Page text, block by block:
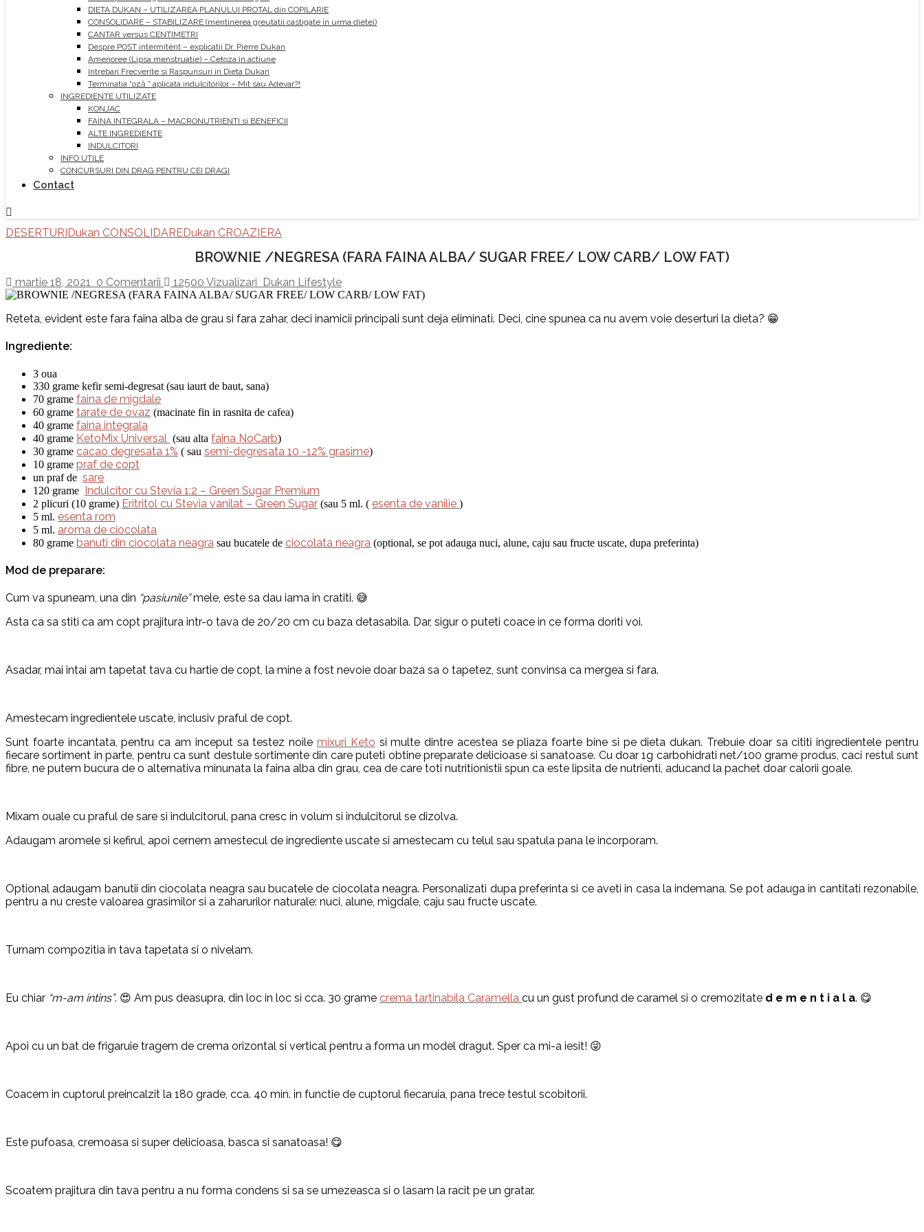
DIETA DUKAN – UTILIZAREA PLANULUI PROTAL din COPILARIE
CONSOLIDARE – STABILIZARE (mentinerea greutatii castigate in urma dietei)
CANTAR versus CENTIMETRI
Despre POST intermitent – explicatii Dr. Pierre Dukan
Amenoree (Lipsa menstruatie) – Cetoza in actiune
Intrebari Frecvente si Raspunsuri in Dieta Dukan
Terminatia “oză ” aplicata indulcitorilor – Mit sau Adevar?!
INGREDIENTE UTILIZATE
KONJAC
FAINA INTEGRALA – MACRONUTRIENTI si BENEFICII
ALTE INGREDIENTE
INDULCITORI
INFO UTILE
CONCURSURI DIN DRAG PENTRU CEI DRAGI
Contact
DESERTURIDukan CONSOLIDAREDukan CROAZIERA
BROWNIE /NEGRESA (FARA FAINA ALBA/ SUGAR FREE/ LOW CARB/ LOW FAT)
martie 18, 2021 0 Comentarii 12500 Vizualizari Dukan Lifestyle
Reteta, evident este fara faina alba de grau si fara zahar, deci inamicii principali sunt deja eliminati. Deci, cine spunea ca nu avem voie deserturi la dieta? 😁
Ingrediente:
3 oua
330 grame kefir semi-degresat (sau iaurt de baut, sana)
70 grame faina de migdale
60 grame tarate de ovaz (macinate fin in rasnita de cafea)
40 grame faina integrala
40 grame KetoMix Universal (sau alta faina NoCarb)
30 grame cacao degresata 1% ( sau semi-degresata 10 -12% grasime)
10 grame praf de copt
un praf de sare
120 grame Indulcitor cu Stevia 1:2 – Green Sugar Premium
2 plicuri (10 grame) Eritritol cu Stevia vanilat – Green Sugar (sau 5 ml. ( esenta de vanilie )
5 ml. esenta rom
5 ml. aroma de ciocolata
80 grame banuti din ciocolata neagra sau bucatele de ciocolata neagra (optional, se pot adauga nuci, alune, caju sau fructe uscate, dupa preferinta)
Mod de preparare:
Cum va spuneam, una din “pasiunile”mele, este sa dau iama in cratiti. 😅
Asta ca sa stiti ca am copt prajitura intr-o tava de 20/20 cm cu baza detasabila. Dar, sigur o puteti coace in ce forma doriti voi.
Asadar, mai intai am tapetat tava cu hartie de copt, la mine a fost nevoie doar baza sa o tapetez, sunt convinsa ca mergea si fara.
Amestecam ingredientele uscate, inclusiv praful de copt.
Sunt foarte incantata, pentru ca am inceput sa testez noile mixuri Keto si multe dintre acestea se pliaza foarte bine si pe dieta dukan. Trebuie doar sa cititi ingredientele pentru
fiecare sortiment in parte, pentru ca sunt destule sortimente din care puteti obtine preparate delicioase si sanatoase. Cu doar 1g carbohidrati net/100 grame produs, caci restul sunt
fibre, ne putem bucura de o alternativa minunata la faina alba din grau, cea de care toti nutritionistii spun ca este lipsita de nutrienti, aducand la pachet doar calorii goale.
Mixam ouale cu praful de sare si indulcitorul, pana cresc in volum si indulcitorul se dizolva.
Adaugam aromele si kefirul, apoi cernem amestecul de ingrediente uscate si amestecam cu telul sau spatula pana le incorporam.
Optional adaugam banutii din ciocolata neagra sau bucatele de ciocolata neagra. Personalizati dupa preferinta si ce aveti in casa la indemana. Se pot adauga in cantitati rezonabile,
pentru a nu creste valoarea grasimilor si a zaharurilor naturale: nuci, alune, migdale, caju sau fructe uscate.
Turnam compozitia in tava tapetata si o nivelam.
Eu chiar “m-am intins”. 😍 Am pus deasupra, din loc in loc si cca. 30 grame crema tartinabila Caramella cu un gust profund de caramel si o cremozitate d e m e n t i a l a. 😋
Apoi cu un bat de frigaruie tragem de crema orizontal si vertical pentru a forma un model dragut. Sper ca mi-a iesit! 😜
Coacem in cuptorul preincalzit la 180 grade, cca. 40 min. in functie de cuptorul fiecaruia, pana trece testul scobitorii.
Este pufoasa, cremoasa si super delicioasa, basca si sanatoasa! 😋
Scoatem prajitura din tava pentru a nu forma condens si sa se umezeasca si o lasam la racit pe un gratar.